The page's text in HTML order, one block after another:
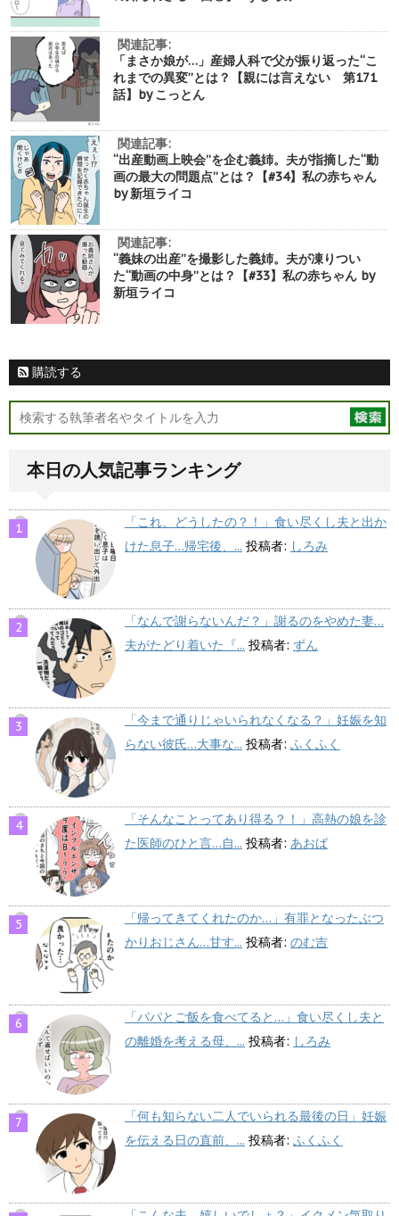
関連記事:
「まさか娘が…」産婦人科で父が振り返った“こ
れまでの異変”とは？【親には言えない 第171
話】by こっとん
関連記事:
“出産動画上映会”を企む義姉。夫が指摘した“動
画の最大の問題点”とは？【#34】私の赤ちゃん
by 新垣ライコ
関連記事:
“義妹の出産”を撮影した義姉。夫が凍りつい
た“動画の中身”とは？【#33】私の赤ちゃん by
新垣ライコ
購読する
本日の人気記事ランキング
「これ、どうしたの？！」食い尽くし夫と出か
けた息子…帰宅後、... 投稿者: しろみ
「なんで謝らないんだ？」謝るのをやめた妻…
夫がたどり着いた『... 投稿者: ずん
「今まで通りじゃいられなくなる？」妊娠を知
らない彼氏…大事な... 投稿者: ふくふく
「そんなことってあり得る？！」高熱の娘を診
た医師のひと言…自... 投稿者: あおば
「帰ってきてくれたのか…」有罪となったぶつ
かりおじさん…甘す... 投稿者: のむ吉
「パパとご飯を食べてると…」食い尽くし夫と
の離婚を考える母、... 投稿者: しろみ
「何も知らない二人でいられる最後の日」妊娠
を伝える日の直前、... 投稿者: ふくふく